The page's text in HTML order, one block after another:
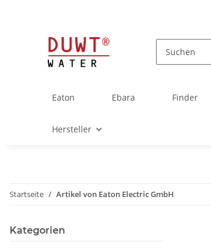
Eaton Ebara Finder
Hersteller
Startseite Artikel von Eaton Electric GmbH
Kategorien